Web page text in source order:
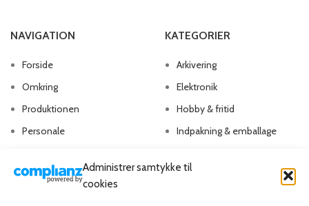
Administrer samtykke til
cookies
NAVIGATION
Forside
Omkring
Produktionen
Personale
KATEGORIER
Arkivering
Elektronik
Hobby & fritid
Indpakning & emballage
Papirvarer